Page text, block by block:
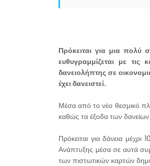
Πρόκειται για μια πολύ
ευθυγραμμίζεται με τις
δανειολήπτης σε
έχει δανειστεί.
Μέσα από το νέο θεσμικό
καθώς τα έξοδα των
Πρόκειται για δάνεια
Ανάπτυξης μέσα σε αυτά
των πιστωτικών καρτών